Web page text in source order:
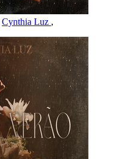
Cynthia Luz ,